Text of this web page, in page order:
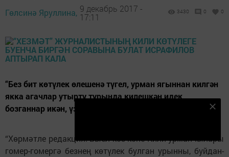
Гөлсинә Яруллина, 9 декабрь 2017 -
17:11
3430 0 0
“Без бит көтүлек өлешенә түгел, урман ягыннан килгән
якка агачлар утырту турында килешкән идек,
бозганнар икән, үзләре үк төзәтеп тә бирерләр”
“Хөрмәтле редакция! Быел көз көне Кили урманчылары
гомер-гомергә безнең көтүлек булган урынны, буйдан-